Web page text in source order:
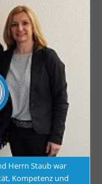
Herrn Staub war
Kompetenz und